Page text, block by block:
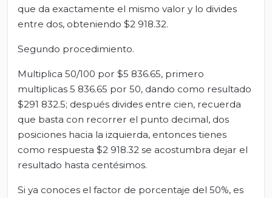
que da exactamente el mismo valor y lo divides
entre dos, obteniendo $2 918.32.
Segundo procedimiento.
Multiplica 50/100 por $5 836.65, primero
multiplicas 5 836.65 por 50, dando como resultado
$291 832.5; después divides entre cien, recuerda
que basta con recorrer el punto decimal, dos
posiciones hacia la izquierda, entonces tienes
como respuesta $2 918.32 se acostumbra dejar el
resultado hasta centésimos.
Si ya conoces el factor de porcentaje del 50%, es